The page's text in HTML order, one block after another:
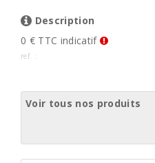
Description
0 € TTC indicatif
ref. :
Voir tous nos produits